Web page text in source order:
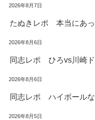
2026年8月7日
たぬきレポ 本当にあ
2026年8月6日
同志レポ ひろvs川崎
2026年8月6日
同志レポ ハイボール
2026年8月5日